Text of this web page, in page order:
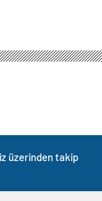
üzerinden takip